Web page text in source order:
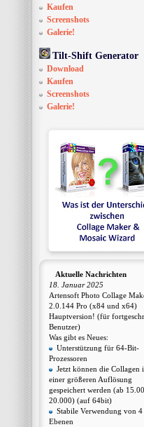
Kaufen
Screenshots
Galerie!
Tilt-Shift Generator
Download
Kaufen
Screenshots
Galerie!
Aktuelle Nachrichten
18. Januar 2025
Artensoft Photo Collage
2.0.144 Pro (x84 und x64)
Hauptversion! (für
Benutzer)
Was gibt es Neues:
Unterstützung für 64-Bit-
Prozessoren
Jetzt können die Collagen
einer größeren Auflösung
gespeichert werden (ab
20.000) (auf 64bit)
Stabile Verwendung von 4
Ebenen